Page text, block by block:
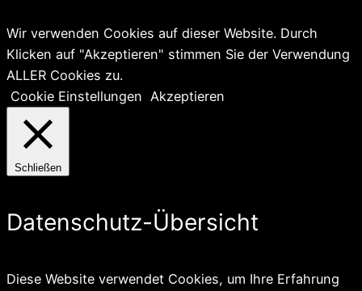
Wir verwenden Cookies auf dieser Website. Durch
Klicken auf "Akzeptieren" stimmen Sie der Verwendung
ALLER Cookies zu.
Cookie Einstellungen Akzeptieren
Schließen
Datenschutz-Übersicht
Diese Website verwendet Cookies, um Ihre Erfahrung